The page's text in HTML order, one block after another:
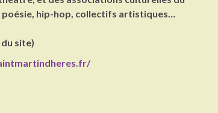
hip-hop, collectifs artistiques…
site)